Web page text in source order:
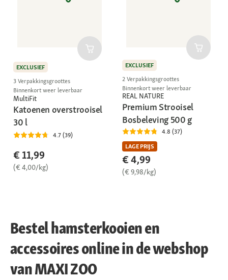
EXCLUSIEF
3 Verpakkingsgroottes
Binnenkort weer leverbaar
MultiFit
Katoenen overstrooisel
30 l
4.7 (39)
€ 11,99
(€ 4,00/kg)
EXCLUSIEF
2 Verpakkingsgroottes
Binnenkort weer leverbaar
REAL NATURE
Premium Strooisel
Bosbeleving 500 g
4.8 (37)
LAGE PRIJS
€ 4,99
(€ 9,98/kg)
Bestel hamsterkooien en
accessoires online in de webshop
van MAXI ZOO